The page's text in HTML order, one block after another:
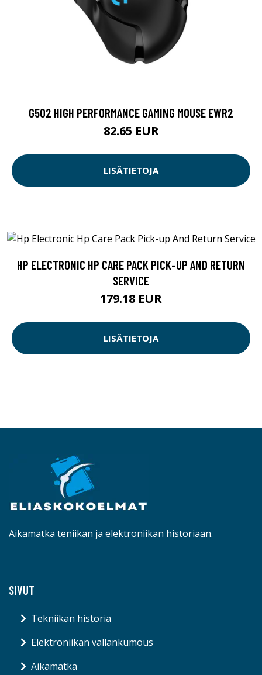
G502 HIGH PERFORMANCE GAMING MOUSE EWR2
82.65 EUR
LISÄTIETOJA
HP ELECTRONIC HP CARE PACK PICK-UP AND RETURN
SERVICE
179.18 EUR
LISÄTIETOJA
Aikamatka teniikan ja elektroniikan historiaan.
SIVUT
Tekniikan historia
Elektroniikan vallankumous
Aikamatka